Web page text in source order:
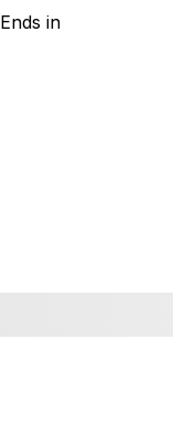
Ends in